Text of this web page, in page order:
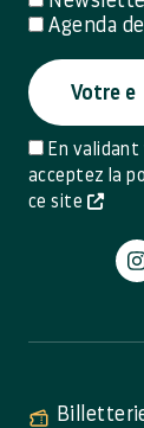
Agenda
En
acceptez la
ce site